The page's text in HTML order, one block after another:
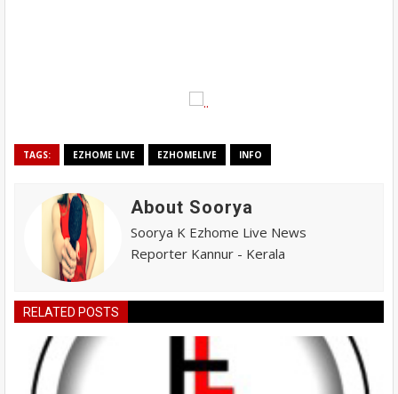
TAGS: EZHOME LIVE EZHOMELIVE INFO
About Soorya
Soorya K Ezhome Live News
Reporter Kannur - Kerala
RELATED POSTS